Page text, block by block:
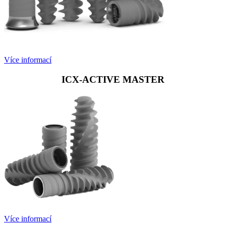
Více informací
ICX-ACTIVE MASTER
Více informací